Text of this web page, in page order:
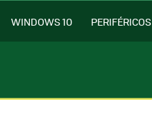
WINDOWS 10 PERIFÉRICOS